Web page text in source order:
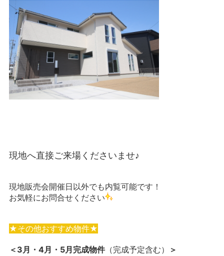
現地へ直接ご来場くださいませ♪
現地販売会開催日以外でも内覧可能です！
お気軽にお問合せください
★その他おすすめ物件★
＜3月・4月・5月完成物件（完成予定含む）
＞